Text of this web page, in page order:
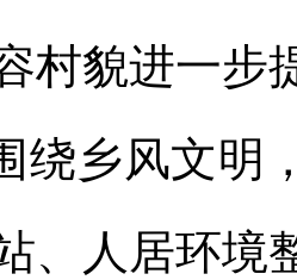
村貌进一步
绕乡风文明
、人居环境